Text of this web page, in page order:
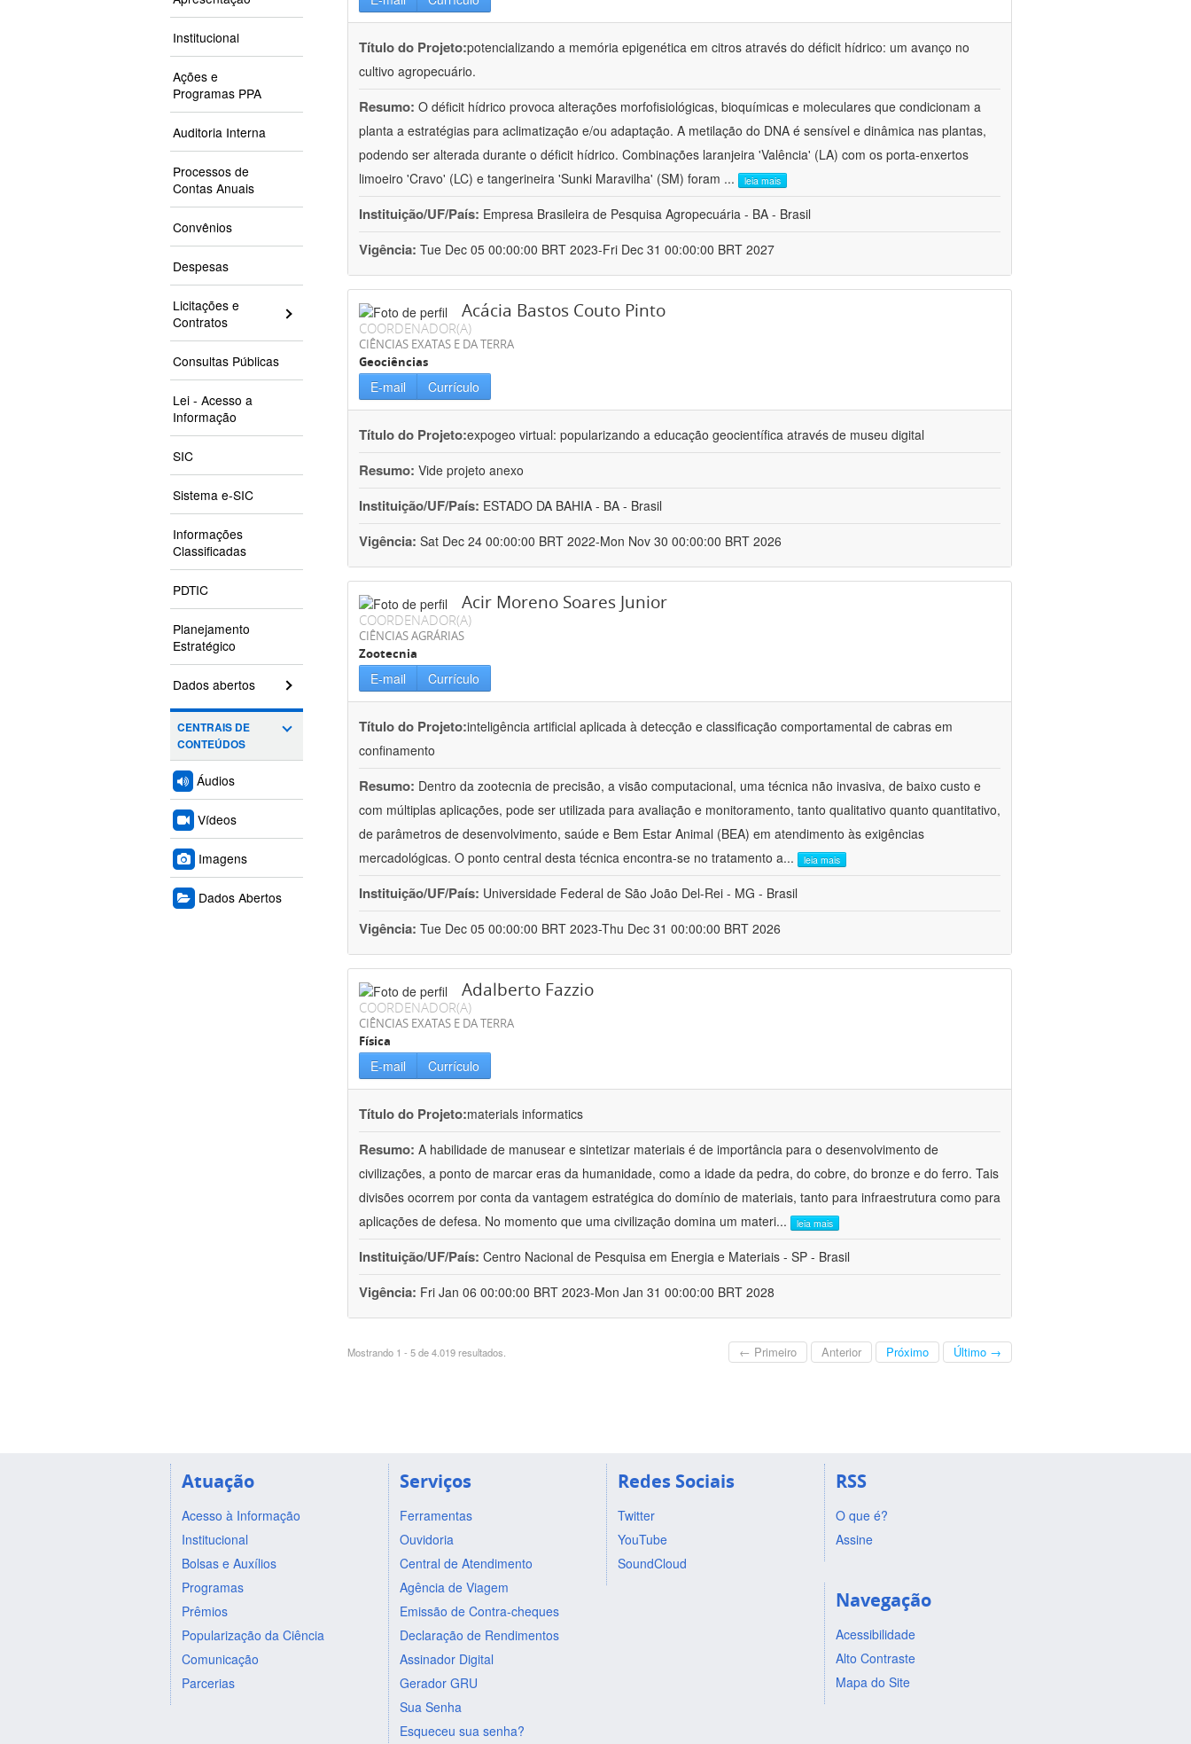
Institucional
Ações e
Programas PPA
Auditoria Interna
Processos de
Contas Anuais
Convênios
Despesas
Licitações e
Contratos
Consultas Públicas
Lei - Acesso a
Informação
SIC
Sistema e-SIC
Informações
Classificadas
PDTIC
Planejamento
Estratégico
Dados abertos
CENTRAIS DE
CONTEÚDOS
Áudios
Vídeos
Imagens
Dados Abertos
Título do Projeto:potencializando a memória epigenética em citros através do déficit hídrico: um avanço no
cultivo agropecuário.
Resumo: O déficit hídrico provoca alterações morfofisiológicas, bioquímicas e moleculares que condicionam a
planta a estratégias para aclimatização e/ou adaptação. A metilação do DNA é sensível e dinâmica nas plantas,
podendo ser alterada durante o déficit hídrico. Combinações laranjeira 'Valência' (LA) com os porta-enxertos
limoeiro 'Cravo' (LC) e tangerineira 'Sunki Maravilha' (SM) foram ... leia mais
Instituição/UF/País: Empresa Brasileira de Pesquisa Agropecuária - BA - Brasil
Vigência: Tue Dec 05 00:00:00 BRT 2023-Fri Dec 31 00:00:00 BRT 2027
Acácia Bastos Couto Pinto
COORDENADOR(A)
CIÊNCIAS EXATAS E DA TERRA
Geociências
E-mail Currículo
Título do Projeto:expogeo virtual: popularizando a educação geocientífica através de museu digital
Resumo: Vide projeto anexo
Instituição/UF/País: ESTADO DA BAHIA - BA - Brasil
Vigência: Sat Dec 24 00:00:00 BRT 2022-Mon Nov 30 00:00:00 BRT 2026
Acir Moreno Soares Junior
COORDENADOR(A)
CIÊNCIAS AGRÁRIAS
Zootecnia
E-mail Currículo
Título do Projeto:inteligência artificial aplicada à detecção e classificação comportamental de cabras em
confinamento
Resumo: Dentro da zootecnia de precisão, a visão computacional, uma técnica não invasiva, de baixo custo e
com múltiplas aplicações, pode ser utilizada para avaliação e monitoramento, tanto qualitativo quanto quantitativo,
de parâmetros de desenvolvimento, saúde e Bem Estar Animal (BEA) em atendimento às exigências
mercadológicas. O ponto central desta técnica encontra-se no tratamento a... leia mais
Instituição/UF/País: Universidade Federal de São João Del-Rei - MG - Brasil
Vigência: Tue Dec 05 00:00:00 BRT 2023-Thu Dec 31 00:00:00 BRT 2026
Adalberto Fazzio
COORDENADOR(A)
CIÊNCIAS EXATAS E DA TERRA
Física
E-mail Currículo
Título do Projeto:materials informatics
Resumo: A habilidade de manusear e sintetizar materiais é de importância para o desenvolvimento de
civilizações, a ponto de marcar eras da humanidade, como a idade da pedra, do cobre, do bronze e do ferro. Tais
divisões ocorrem por conta da vantagem estratégica do domínio de materiais, tanto para infraestrutura como para
aplicações de defesa. No momento que uma civilização domina um materi... leia mais
Instituição/UF/País: Centro Nacional de Pesquisa em Energia e Materiais - SP - Brasil
Vigência: Fri Jan 06 00:00:00 BRT 2023-Mon Jan 31 00:00:00 BRT 2028
Mostrando 1 - 5 de 4.019 resultados. ← Primeiro Anterior Próximo Último →
Atuação
Acesso à Informação
Institucional
Bolsas e Auxílios
Programas
Prêmios
Popularização da Ciência
Comunicação
Parcerias
Serviços
Ferramentas
Ouvidoria
Central de Atendimento
Agência de Viagem
Emissão de Contra-cheques
Declaração de Rendimentos
Assinador Digital
Gerador GRU
Sua Senha
Esqueceu sua senha?
Redes Sociais
Twitter
YouTube
SoundCloud
RSS
O que é?
Assine
Navegação
Acessibilidade
Alto Contraste
Mapa do Site